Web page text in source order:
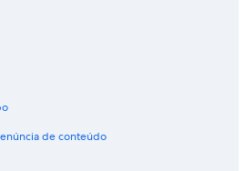
de conteúdo